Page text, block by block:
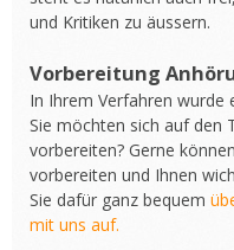
und Kritiken zu äussern.
Vorbereitung
In Ihrem Verfahren wurde
Sie möchten sich auf den
vorbereiten? Gerne
vorbereiten und Ihnen
Sie dafür ganz bequem
mit uns auf.